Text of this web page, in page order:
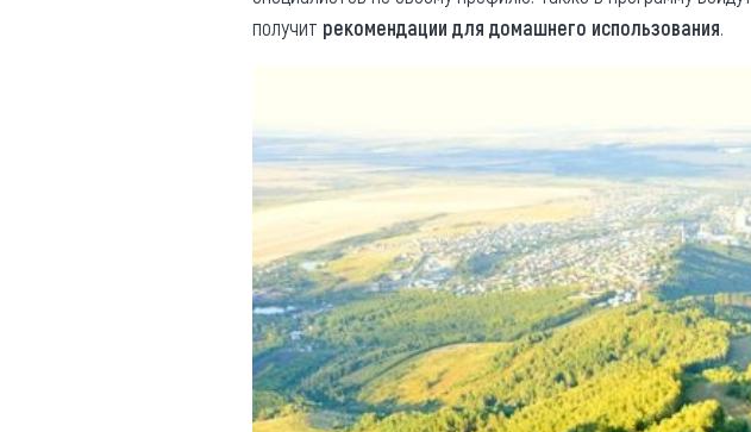
получит рекомендации для домашнего использования.